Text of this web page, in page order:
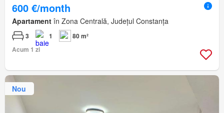
600 €/month
Apartament în Zona Centrală, Județul Constanța
3 1
80 m²
Acum 1 zi
Nou